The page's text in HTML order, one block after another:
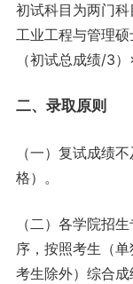
初试科目为两门科
工业工程与管理
（初试总成绩/3
二、录取原则
（一）复试成绩
格）。
（二）各学院招
序，按照考生（
考生除外）综合